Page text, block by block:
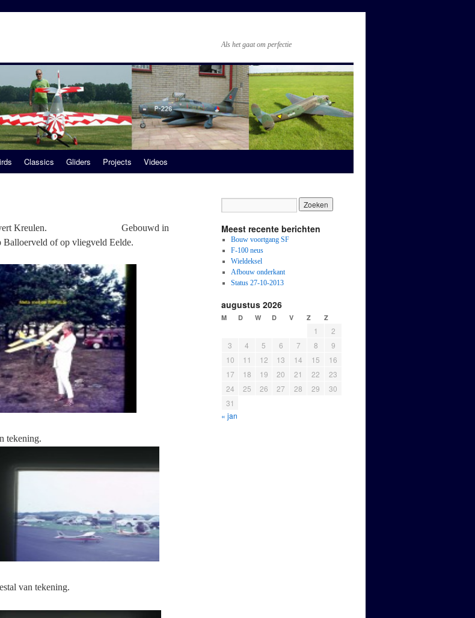
Als het gaat om perfectie
Classics Gliders Projects Videos
van Evert Kreulen. Gebouwd in
of op vliegveld Eelde.
tekening.
van tekening.
Meest recente berichten
Bouw voortgang SF
F-100 neus
Wieldeksel
Afbouw onderkant
Status 27-10-2013
augustus 2026
M D W D V Z Z
« jan
1
2
3
4 5 6 7 8
9
10
11 12 13 14 15
16
17
18 19 20 21 22
23
24
25 26 27 28 29
30
31